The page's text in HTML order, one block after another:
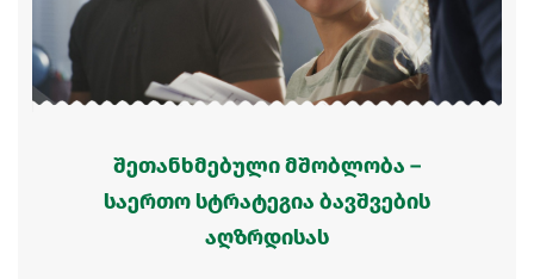
შეთანხმებული მშობლობა –
საერთო სტრატეგია ბავშვების
აღზრდისას